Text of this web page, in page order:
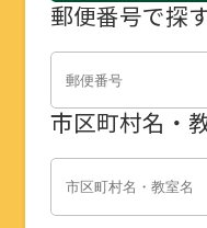
郵便番号で探
市区町村名・